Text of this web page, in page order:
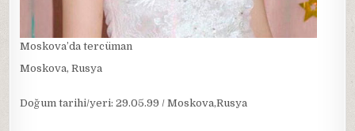
Moskova’da tercüman
Moskova, Rusya
Doğum tarihi/yeri: 29.05.99 / Moskova,Rusya